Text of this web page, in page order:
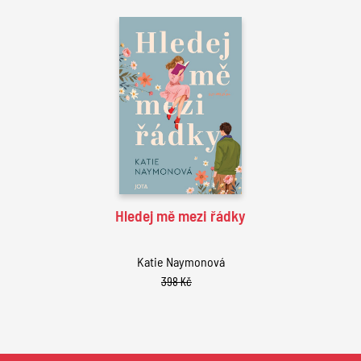
Hledej mě mezi řádky
Katie Naymonová
398 Kč